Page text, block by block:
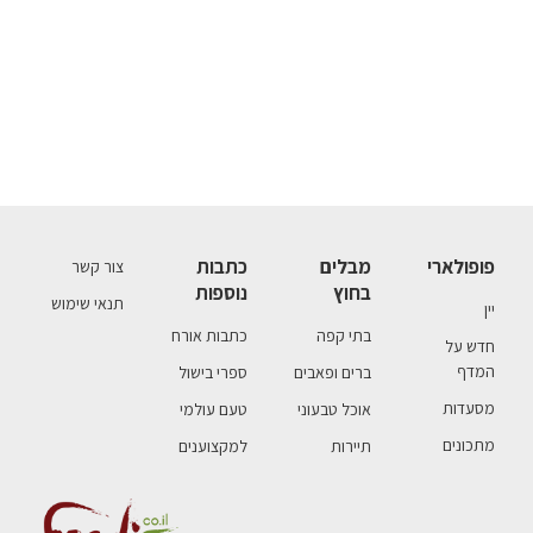
פופולארי
יין
חדש על
המדף
מסעדות
מתכונים
מבלים
בחוץ
בתי קפה
ברים ופאבים
אוכל טבעוני
תיירות
כתבות
נוספות
כתבות אורח
ספרי בישול
טעם עולמי
למקצוענים
צור קשר
תנאי שימוש